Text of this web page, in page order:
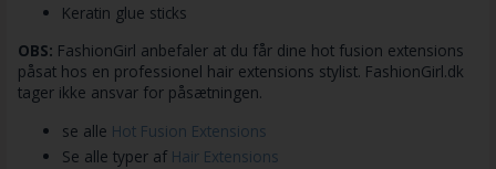
Keratin glue sticks
OBS: FashionGirl anbefaler at du får dine hot fusion extensions
påsat hos en professionel hair extensions stylist. FashionGirl.dk
tager ikke ansvar for påsætningen.
se alle Hot Fusion Extensions
Se alle typer af Hair Extensions